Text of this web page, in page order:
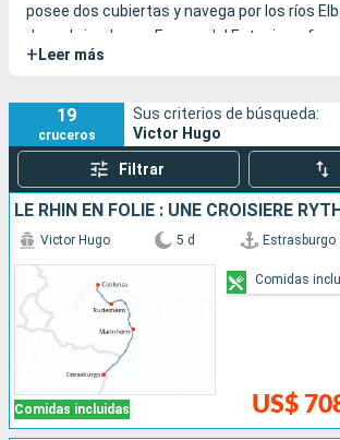
posee dos cubiertas y navega por los ríos
descubriendo una Europa del Este rica y
+ Leer más
19
cruceros
Sus criterios de búsqueda:
Victor Hugo
Filtrar
Comidas incluidas
Victor Hugo 5 d Estrasburgo
US$
Comidas